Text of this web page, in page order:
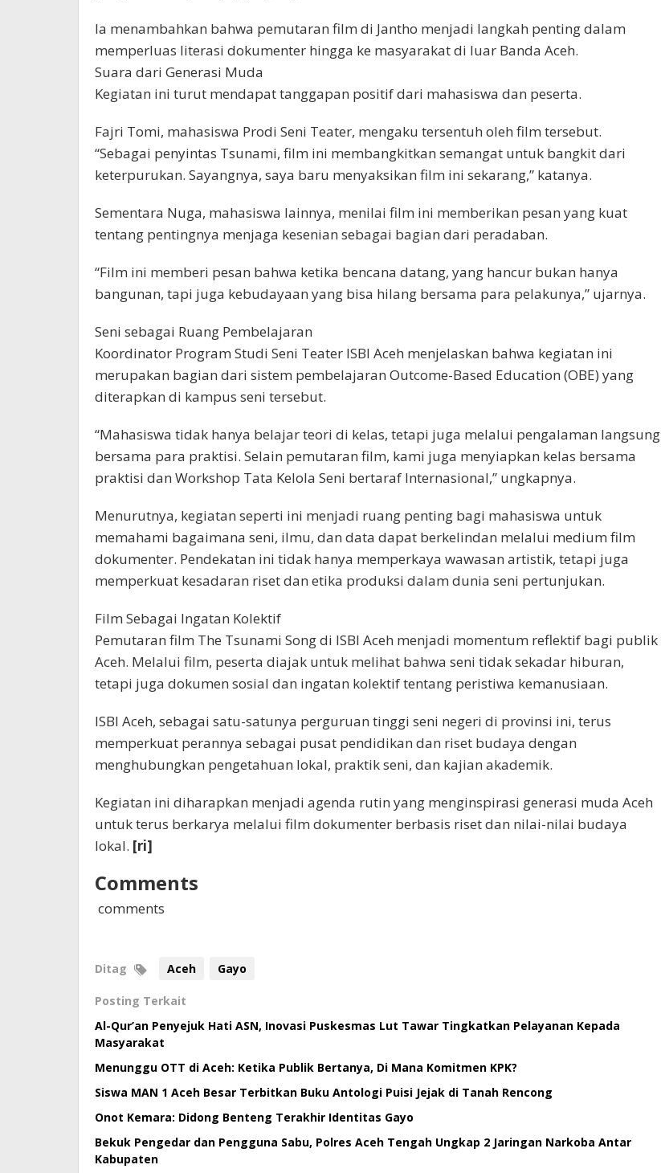
Ia menambahkan bahwa pemutaran film di Jantho menjadi langkah penting dalam
memperluas literasi dokumenter hingga ke masyarakat di luar Banda Aceh.
Suara dari Generasi Muda
Kegiatan ini turut mendapat tanggapan positif dari mahasiswa dan peserta.
Fajri Tomi, mahasiswa Prodi Seni Teater, mengaku tersentuh oleh film tersebut.
“Sebagai penyintas Tsunami, film ini membangkitkan semangat untuk bangkit dari
keterpurukan. Sayangnya, saya baru menyaksikan film ini sekarang,” katanya.
Sementara Nuga, mahasiswa lainnya, menilai film ini memberikan pesan yang kuat
tentang pentingnya menjaga kesenian sebagai bagian dari peradaban.
“Film ini memberi pesan bahwa ketika bencana datang, yang hancur bukan hanya
bangunan, tapi juga kebudayaan yang bisa hilang bersama para pelakunya,” ujarnya.
Seni sebagai Ruang Pembelajaran
Koordinator Program Studi Seni Teater ISBI Aceh menjelaskan bahwa kegiatan ini
merupakan bagian dari sistem pembelajaran Outcome-Based Education (OBE) yang
diterapkan di kampus seni tersebut.
“Mahasiswa tidak hanya belajar teori di kelas, tetapi juga melalui pengalaman langsung
bersama para praktisi. Selain pemutaran film, kami juga menyiapkan kelas bersama
praktisi dan Workshop Tata Kelola Seni bertaraf Internasional,” ungkapnya.
Menurutnya, kegiatan seperti ini menjadi ruang penting bagi mahasiswa untuk
memahami bagaimana seni, ilmu, dan data dapat berkelindan melalui medium film
dokumenter. Pendekatan ini tidak hanya memperkaya wawasan artistik, tetapi juga
memperkuat kesadaran riset dan etika produksi dalam dunia seni pertunjukan.
Film Sebagai Ingatan Kolektif
Pemutaran film The Tsunami Song di ISBI Aceh menjadi momentum reflektif bagi publik
Aceh. Melalui film, peserta diajak untuk melihat bahwa seni tidak sekadar hiburan,
tetapi juga dokumen sosial dan ingatan kolektif tentang peristiwa kemanusiaan.
ISBI Aceh, sebagai satu-satunya perguruan tinggi seni negeri di provinsi ini, terus
memperkuat perannya sebagai pusat pendidikan dan riset budaya dengan
menghubungkan pengetahuan lokal, praktik seni, dan kajian akademik.
Kegiatan ini diharapkan menjadi agenda rutin yang menginspirasi generasi muda Aceh
untuk terus berkarya melalui film dokumenter berbasis riset dan nilai-nilai budaya
lokal. [ri]
Comments
comments
Ditag Aceh Gayo
Posting Terkait
Al-Qur’an Penyejuk Hati ASN, Inovasi Puskesmas Lut Tawar Tingkatkan Pelayanan Kepada
Masyarakat
Menunggu OTT di Aceh: Ketika Publik Bertanya, Di Mana Komitmen KPK?
Siswa MAN 1 Aceh Besar Terbitkan Buku Antologi Puisi Jejak di Tanah Rencong
Onot Kemara: Didong Benteng Terakhir Identitas Gayo
Bekuk Pengedar dan Pengguna Sabu, Polres Aceh Tengah Ungkap 2 Jaringan Narkoba Antar
Kabupaten